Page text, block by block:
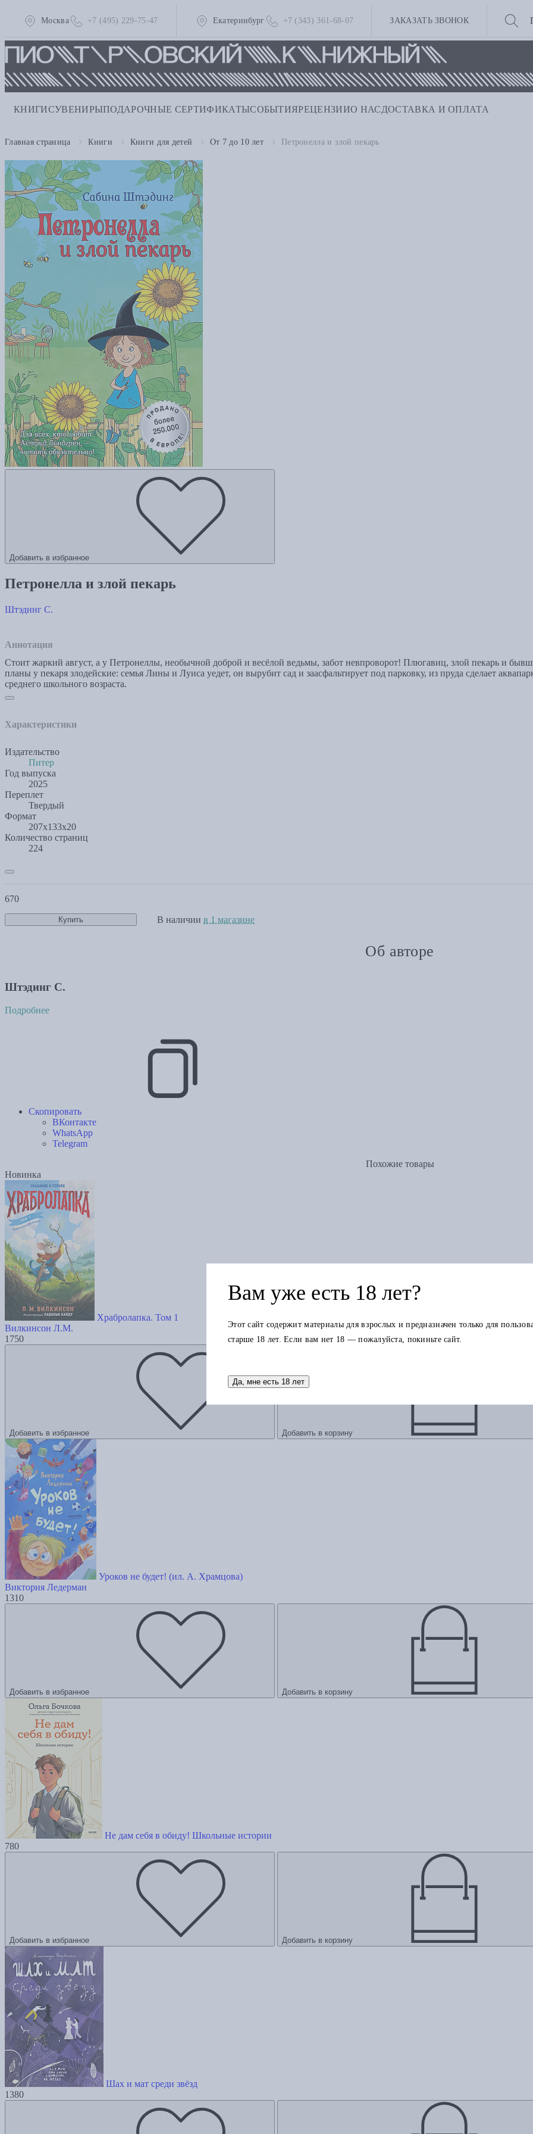
Москва +7 (495) 229-75-47 Екатеринбург +7 (343) 361-68-07 ЗАКАЗАТЬ ЗВОНОК
КНИГИСУВЕНИРЫПОДАРОЧНЫЕ СЕРТИФИКАТЫСОБЫТИЯРЕЦЕНЗИИО НАС ДОСТАВКА И ОПЛАТА
Главная страница Книги Книги для детей От 7 до 10 лет Петронелла и злой пекарь
Добавить в избранное
Петронелла и злой пекарь
Штэдинг С.
Аннотация
Стоит жаркий август, а у Петронеллы, необычной доброй и весёлой ведьмы, забот невпроворот! Плюгавиц, злой пекарь и
планы у пекаря злодейские: семья Лины и Луиса уедет, он вырубит сад и заасфальтирует под парковку, из пруда сделает
среднего школьного возраста.
Характеристики
Издательство
Питер
Год выпуска
2025
Переплет
Твердый
Формат
207х133х20
Количество страниц
224
670
Купить В наличии в 1 магазине
Об авторе
Штэдинг С.
Подробнее
Скопировать
ВКонтакте
WhatsApp
Telegram
Похожие товары
Новинка
Храбролапка. Том 1
Вилкинсон Л.М.
1750
Добавить в избранное Добавить в корзину
Уроков не будет! (ил. А. Храмцова)
Виктория Ледерман
1310
Добавить в избранное Добавить в корзину
Не дам себя в обиду! Школьные истории
780
Добавить в избранное Добавить в корзину
Шах и мат среди звёзд
1380
Вам уже есть 18 лет?
Этот сайт содержит материалы для взрослых и предназначен только для
старше 18 лет. Если вам нет 18 — пожалуйста, покиньте сайт.
Да, мне есть 18 лет